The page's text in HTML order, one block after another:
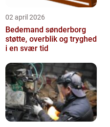
02 april 2026
Bedemand sønderborg
støtte, overblik og tryghed
i en svær tid